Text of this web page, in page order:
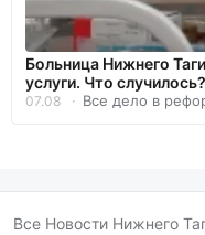
Больница Нижнего
услуги. Что случилось?
07.08 Все дело в
Все Новости Нижнего